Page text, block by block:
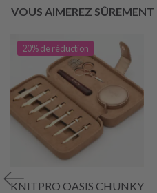
VOUS AIMEREZ SÛREMENT
20% de réduction
KNITPRO OASIS CHUNKY